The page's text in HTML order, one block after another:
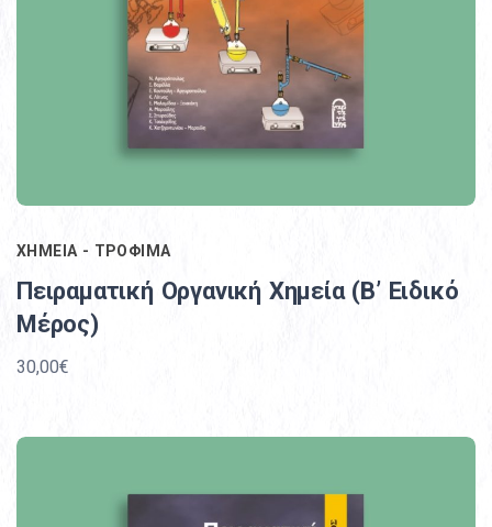
ΧΗΜΕΙΑ - ΤΡΟΦΙΜΑ
Πειραματική Οργανική Χημεία (B’ Ειδικό
Μέρος)
30,00€